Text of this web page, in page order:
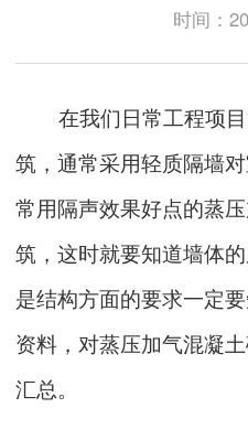
时间：
在我们日常工程项
筑，通常采用轻质隔墙
常用隔声效果好点的蒸
筑，这时就要知道墙体
是结构方面的要求一定
资料，对蒸压加气混凝
汇总。